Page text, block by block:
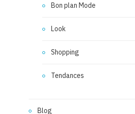
Bon plan Mode
Look
Shopping
Tendances
Blog